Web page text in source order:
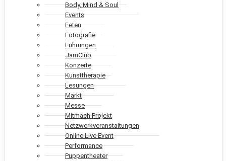
Body, Mind & Soul
Events
Feten
Fotografie
Führungen
JamClub
Konzerte
Kunsttherapie
Lesungen
Markt
Messe
Mitmach Projekt
Netzwerkveranstaltungen
Online Live Event
Performance
Puppentheater